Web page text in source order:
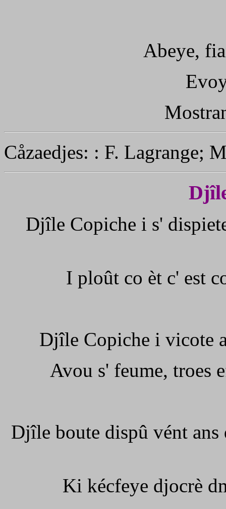
Abeye,
Cåzaedjes: : F. Lagrange;
Djîle Copiche i s'
I ploût co èt c' est
Djîle Copiche i vicote
Avou s' feume, troes
Djîle boute dispû vént
Ki kécfeye djocrè